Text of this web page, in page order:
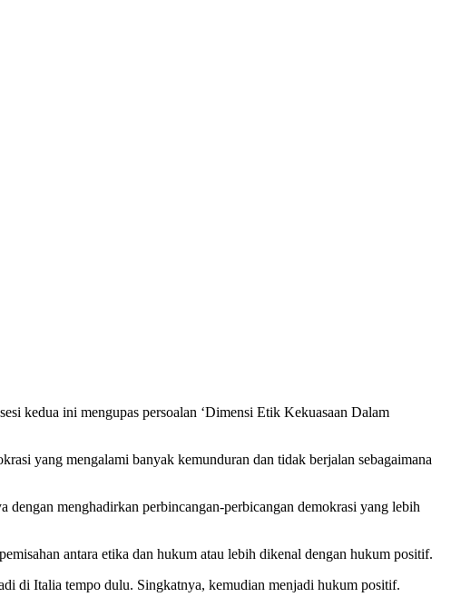
kedua ini mengupas persoalan ‘Dimensi Etik Kekuasaan Dalam
yang mengalami banyak kemunduran dan tidak berjalan sebagaimana
dengan menghadirkan perbincangan-perbicangan demokrasi yang lebih
antara etika dan hukum atau lebih dikenal dengan hukum positif.
di Italia tempo dulu. Singkatnya, kemudian menjadi hukum positif.